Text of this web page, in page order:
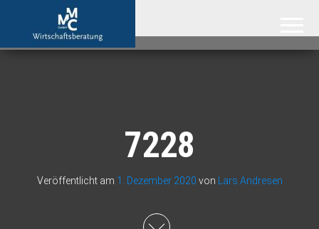
7228
Veröffentlicht am 1. Dezember 2020 von Lars Andresen